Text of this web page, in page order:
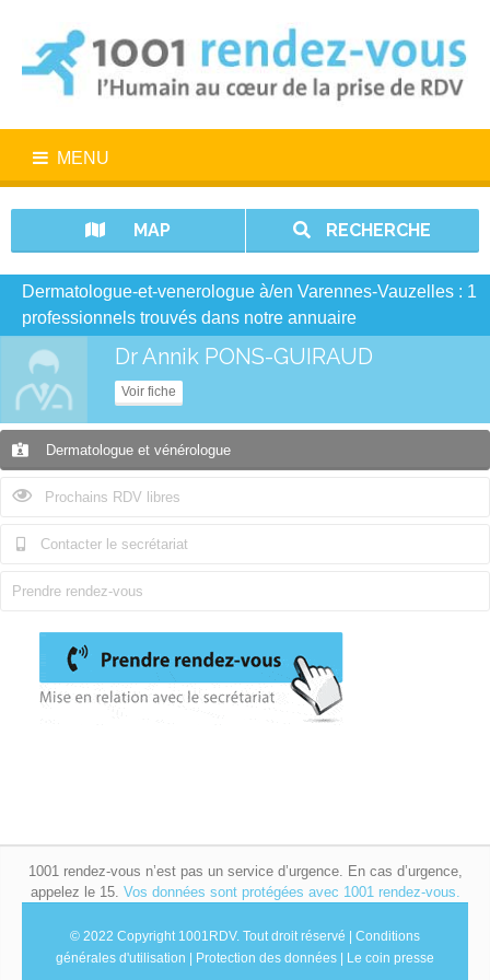
MENU
MAP RECHERCHE
Dermatologue-et-venerologue à/en Varennes-Vauzelles : 1
professionnels trouvés dans notre annuaire
Dr Annik PONS-GUIRAUD
Voir fiche
Dermatologue et vénérologue
Prochains RDV libres
Contacter le secrétariat
Prendre rendez-vous
1001 rendez-vous n’est pas un service d’urgence. En cas d’urgence,
appelez le 15. Vos données sont protégées avec 1001 rendez-vous.
© 2022 Copyright 1001RDV. Tout droit réservé | Conditions
générales d'utilisation | Protection des données | Le coin presse